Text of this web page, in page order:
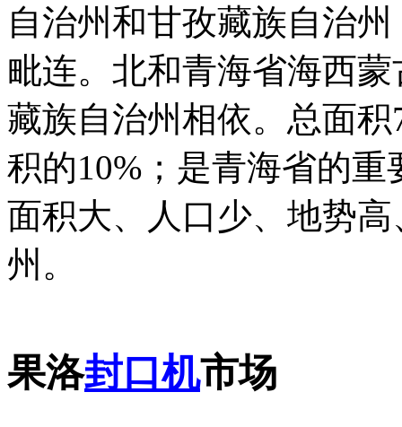
自治州和甘孜藏族自治
毗连。北和青海省海西
藏族自治州相依。总面
积的10%；是青海省的
面积大、人口少、地势
州。
果洛封口机市场